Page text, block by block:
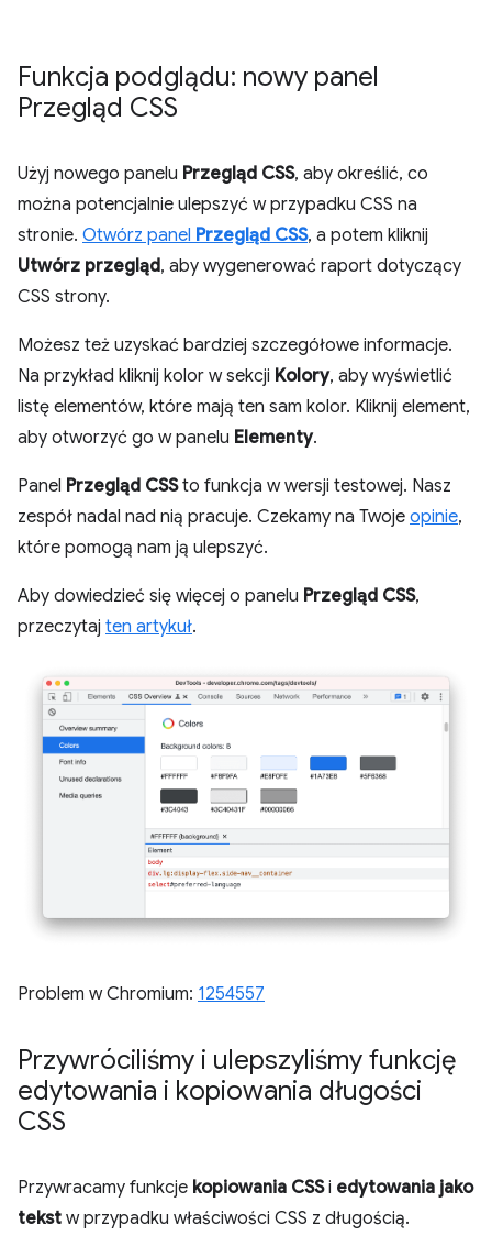
Funkcja podglądu: nowy panel
Przegląd CSS
Użyj nowego panelu Przegląd CSS, aby określić, co
można potencjalnie ulepszyć w przypadku CSS na
stronie. Otwórz panel Przegląd CSS, a potem kliknij
Utwórz przegląd, aby wygenerować raport dotyczący
CSS strony.
Możesz też uzyskać bardziej szczegółowe informacje.
Na przykład kliknij kolor w sekcji Kolory, aby wyświetlić
listę elementów, które mają ten sam kolor. Kliknij element,
aby otworzyć go w panelu Elementy.
Panel Przegląd CSSto funkcja w wersji testowej. Nasz
zespół nadal nad nią pracuje. Czekamy na Twoje opinie,
które pomogą nam ją ulepszyć.
Aby dowiedzieć się więcej o panelu Przegląd CSS,
przeczytaj ten artykuł.
Problem w Chromium: 1254557
Przywróciliśmy i ulepszyliśmy funkcję
edytowania i kopiowania długości
CSS
Przywracamy funkcje kopiowania CSSi edytowania jako
tekst w przypadku właściwości CSS z długością.